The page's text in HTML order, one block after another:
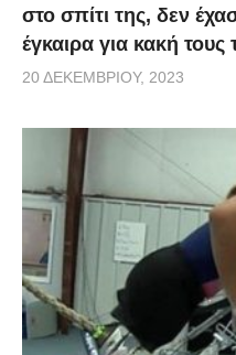
στο σπίτι της, δεν
έγκαιρα για κακή τους
20 ΔΕΚΕΜΒΡΊΟΥ, 2023